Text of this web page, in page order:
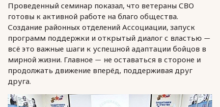
Проведенный семинар показал, что ветераны СВО
готовы к активной работе на благо общества.
Создание районных отделений Ассоциации, запуск
программ поддержки и открытый диалог с властью —
всё это важные шаги к успешной адаптации бойцов в
мирной жизни. Главное — не оставаться в стороне и
продолжать движение вперёд, поддерживая друг
друга.